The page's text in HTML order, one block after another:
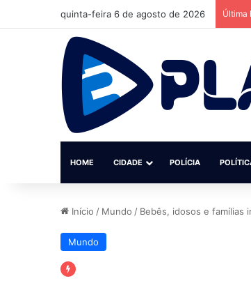
quinta-feira 6 de agosto de 2026 Última
HOME CIDADE POLÍCIA
Início / Mundo / Bebês, idosos e famílias
Mundo